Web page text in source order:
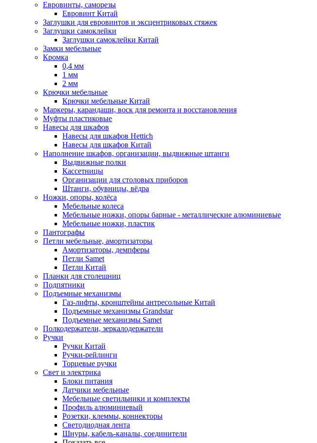
Евровинты, саморезы
Евровинт Китай
Заглушки для евровинтов и эксцентриковых стяжек
Заглушки самоклейки
Заглушки самоклейки Китай
Замки мебельные
Кромка
0,4 мм
1 мм
2 мм
Крючки мебельные
Крючки мебельные Китай
Маркеры, карандаши, воск для ремонта и восстановления
Муфты пластиковые
Навесы для шкафов
Навесы для шкафов Hettich
Навесы для шкафов Китай
Наполнение шкафов, организации, выдвижные штанги
Выдвижные полки
Кассетницы
Организации для столовых приборов
Штанги, обувницы, вёдра
Ножки, опоры, колёса
Мебельные колеса
Мебельные ножки, опоры барные - металлические алюминиевые
Мебельные ножки, пластик
Пантографы
Петли мебельные, амортизаторы
Амортизаторы, демпферы
Петли Samet
Петли Китай
Планки для столешниц
Подпятники
Подъемные механизмы
Газ-лифты, кронштейны антресольные Китай
Подъемные механизмы Grandstar
Подъемные механизмы Samet
Полкодержатели, зеркалодержатели
Ручки
Ручки Китай
Ручки-рейлинги
Торцевые ручки
Свет и электрика
Блоки питания
Датчики мебельные
Мебельные светильники и комплекты
Профиль алюминиевый
Розетки, клеммы, коннекторы
Светодиодная лента
Шнуры, кабель-каналы, соединители